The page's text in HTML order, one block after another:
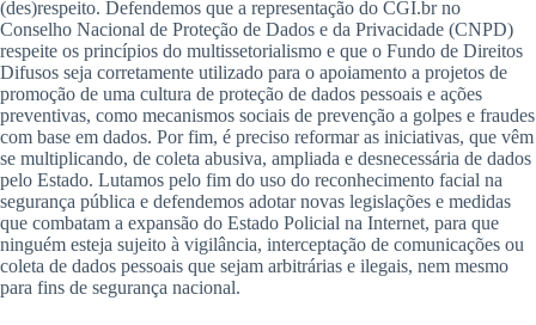
(des)respeito. Defendemos que a representação do CGI.br no
Conselho Nacional de Proteção de Dados e da Privacidade (CNPD)
respeite os princípios do multissetorialismo e que o Fundo de Direitos
Difusos seja corretamente utilizado para o apoiamento a projetos de
promoção de uma cultura de proteção de dados pessoais e ações
preventivas, como mecanismos sociais de prevenção a golpes e fraudes
com base em dados. Por fim, é preciso reformar as iniciativas, que vêm
se multiplicando, de coleta abusiva, ampliada e desnecessária de dados
pelo Estado. Lutamos pelo fim do uso do reconhecimento facial na
segurança pública e defendemos adotar novas legislações e medidas
que combatam a expansão do Estado Policial na Internet, para que
ninguém esteja sujeito à vigilância, interceptação de comunicações ou
coleta de dados pessoais que sejam arbitrárias e ilegais, nem mesmo
para fins de segurança nacional.